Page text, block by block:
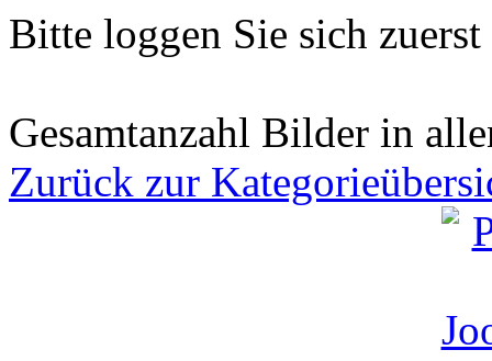
Bitte loggen Sie sich
Gesamtanzahl Bilder in
Zurück zur